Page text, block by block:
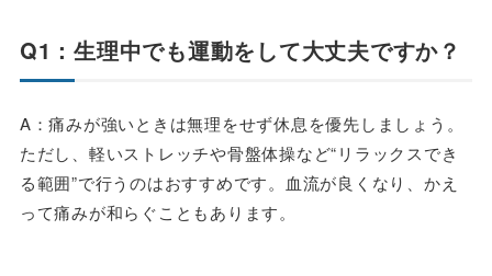
Q1：生理中でも運動をして大丈夫ですか？
A：痛みが強いときは無理をせず休息を優先しましょう。
ただし、軽いストレッチや骨盤体操など“リラックスでき
る範囲”で行うのはおすすめです。血流が良くなり、かえ
って痛みが和らぐこともあります。